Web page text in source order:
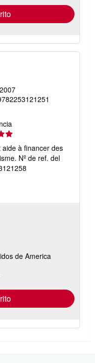
à financer des
Nº de ref. del
de America